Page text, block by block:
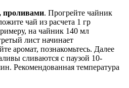
проливами. Прогрейте чайник
чай из расчета 1 гр
на чайник 140 мл
лист начинает
аромат, познакомьтесь. Далее
сливаются с паузой 10-
Рекомендованная температура